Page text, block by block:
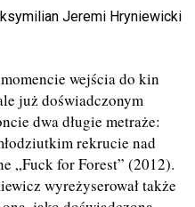
Jeremi Hryniewicki
wejścia do kin
już doświadczonym
dwa długie metraże:
rekrucie nad
„Fuck for Forest” (2012).
wyreżyserował także